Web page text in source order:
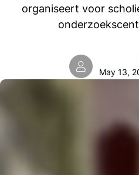
organiseert voor
May 13,